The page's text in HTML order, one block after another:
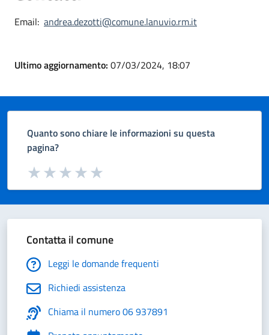
Email: andrea.dezotti@comune.lanuvio.rm.it
Ultimo aggiornamento: 07/03/2024, 18:07
Quanto sono chiare le informazioni su questa
pagina?
Valuta da 1 a 5 stelle la pagina
Valuta 5 stelle su 5
Valuta 4 stelle su 5
Valuta 3 stelle su 5
Valuta 2 stelle su 5
Valuta 1 stelle su 5
Contatta il comune
Leggi le domande frequenti
Richiedi assistenza
Chiama il numero 06 937891